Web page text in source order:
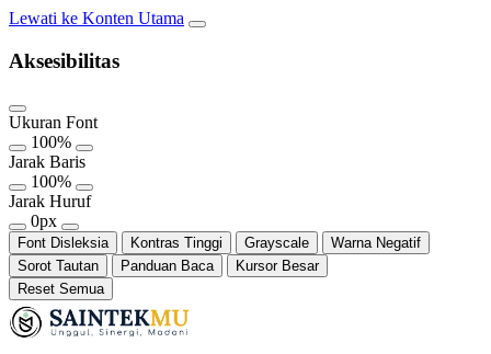
Lewati ke Konten Utama
Aksesibilitas
Ukuran Font
100%
Jarak Baris
100%
Jarak Huruf
0px
Font Disleksia Kontras Tinggi Grayscale
Warna Negatif
Sorot Tautan
Panduan Baca
Kursor Besar
Reset Semua